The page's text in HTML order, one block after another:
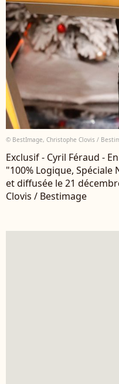
© BestImage, Christophe Clovis /
Exclusif - Cyril Féraud -
"100% Logique, Spéciale
et diffusée le 21
Clovis / Bestimage